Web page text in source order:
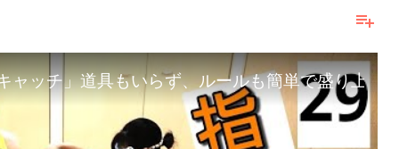
playlist_add
ャッチ」道具もいらず、ルールも簡単で盛り上が